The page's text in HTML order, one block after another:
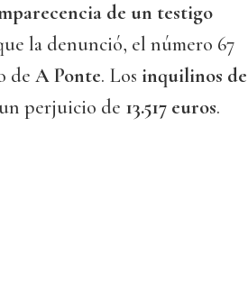
de un testigo
la denunció, el número 67
de A Ponte. Los inquilinos de
perjuicio de 13.517 euros.